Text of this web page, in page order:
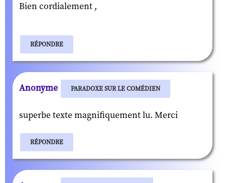
Bien cordialement ,
RÉPONDRE
Anonyme PARADOXE SUR LE COMÉDIEN
superbe texte magnifiquement lu. Merci
RÉPONDRE